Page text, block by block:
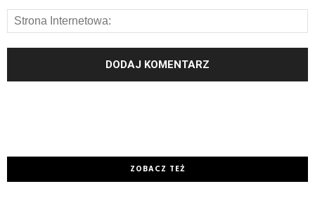
ZOBACZ TEŻ